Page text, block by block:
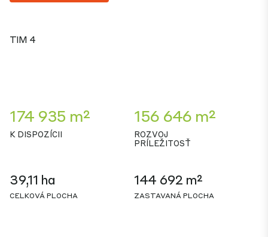
TIM 4
174 935 m²
K DISPOZÍCII
156 646 m²
ROZVOJ
PRÍLEŽITOSŤ
39,11 ha
CELKOVÁ PLOCHA
144 692 m²
ZASTAVANÁ PLOCHA